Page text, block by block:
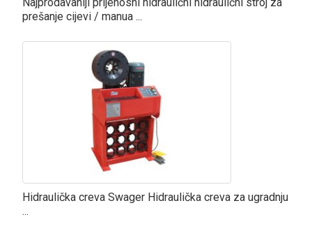
prešanje cijevi / manua ...
Hidraulička creva Swager Hidraulička creva za ugradnju
...